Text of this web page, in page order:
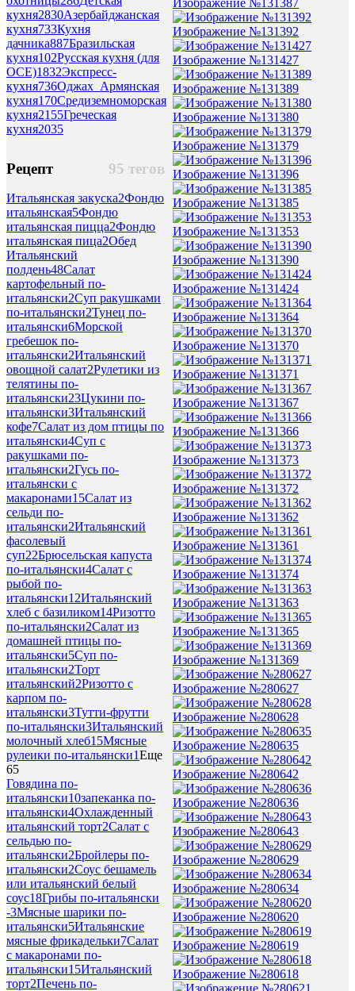
кухня2830Азербайджанская
кухня733Кухня
дачника887Бразильская
кухня102Русская кухня (для
ОСЕ)1832Экспресс-
кухня736Оджах_Армянская
кухня170Средиземноморская
кухня2155Греческая
кухня2035
95 тегов
Рецепт
Итальянская закуска2Фондю
итальянская5Фондю
итальянская пицца2Фондю
итальянская пица2Обед
Итальянский
полдень48Салат
картофельный по-
итальянски2Суп ракушками
по-итальянски2Тунец по-
итальянски6Морской
гребешок по-
итальянски2Итальянский
овощной салат2Рулетики из
телятины по-
итальянски23Цукини по-
итальянски3Итальянский
кофе7Салат из дом птицы по
итальянски4Суп с
ракушками по-
итальянски2Гусь по-
итальянски с
макаронами15Салат из
сельди по-
итальянски2Итальянский
фасолевый
суп22Брюсельская капуста
по-итальянски4Салат с
рыбой по-
итальянски12Итальянский
хлеб с базиликом14Ризотто
по-итальянски2Салат из
домашней птицы по-
итальянски5Суп по-
итальянски2Торт
итальянский2Ризотто с
карпом по-
итальянски3Тутти-фрутти
по-итальянски3Итальянский
молочный хлеб15Мясные
рулеики по-итальянски1Еще
65
Говядина по-
итальянски10запеканка по-
итальянски4Охлажденный
итальянский торт2Салат с
сельдью по-
итальянски2Бройлеры по-
итальянски2Соус бешамель
или итальянский белый
соус18Грибы по-итальянски
-3Мясные шарики по-
итальянски5Итальянские
мясные фрикадельки7Салат
с макаронами по-
итальянски15Итальянский
торт2Печень по-
Изображение №131392
Изображение №131427
Изображение №131389
Изображение №131380
Изображение №131379
Изображение №131396
Изображение №131385
Изображение №131353
Изображение №131390
Изображение №131424
Изображение №131364
Изображение №131370
Изображение №131371
Изображение №131367
Изображение №131366
Изображение №131373
Изображение №131372
Изображение №131362
Изображение №131361
Изображение №131374
Изображение №131363
Изображение №131365
Изображение №131369
Изображение №280627
Изображение №280628
Изображение №280635
Изображение №280642
Изображение №280636
Изображение №280643
Изображение №280629
Изображение №280634
Изображение №280620
Изображение №280619
Изображение №280618